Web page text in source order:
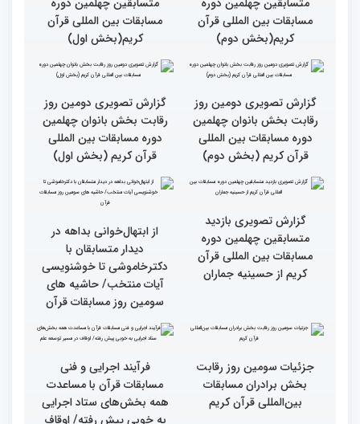
گزارش تصویری نشست
صمیمی رئیس سازمان اوقاف
و امور خیریه با هیأت داوران
خواهران و برادران،
متسابقین چهلمین دوره
مسابقات بین المللی قرآن
کریم(بخش دوم)
گزارش تصویری نشست
صمیمی رئیس سازمان اوقاف
و امور خیریه با هیأت داوران
خواهران و برادران،
متسابقین چهلمین دوره
مسابقات بین المللی قرآن
کریم(بخش اول)
گزارش تصویری دومین روز
رقابت بخش بانوان چهلمین
دوره مسابقات بین المللی
قرآن کریم (بخش دوم)
گزارش تصویری دومین روز
رقابت بخش بانوان چهلمین
قرآن کریم (بخش اول)
مسابقات بین المللی قرآن
از ابتهال‌خوانی بداهه در
دیدار متسابقان با
دکترخاموشی تا خوشنویسی
آیات منتخب/ حاشیه های
سومین روز مسابقات قرآن